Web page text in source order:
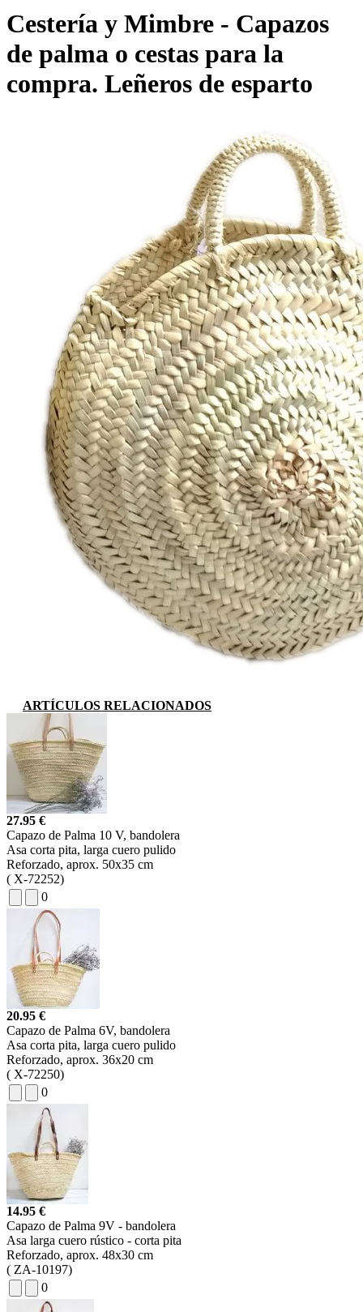
Cestería y Mimbre - Capazos
de palma o cestas para la
compra. Leñeros de esparto
ARTÍCULOS RELACIONADOS
27.95 €
Capazo de Palma 10 V, bandolera
Asa corta pita, larga cuero pulido
Reforzado, aprox. 50x35 cm
( X-72252)
0
20.95 €
Capazo de Palma 6V, bandolera
Asa corta pita, larga cuero pulido
Reforzado, aprox. 36x20 cm
( X-72250)
0
14.95 €
Capazo de Palma 9V - bandolera
Asa larga cuero rústico - corta pita
Reforzado, aprox. 48x30 cm
( ZA-10197)
0